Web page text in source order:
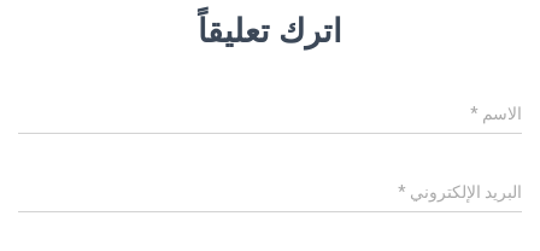
اترك تعليقاً
الاسم *
البريد الإلكتروني *